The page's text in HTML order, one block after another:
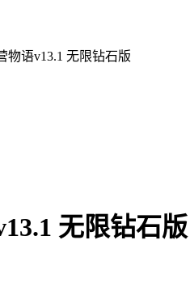
物语v13.1 无限钻石版
无限钻石版